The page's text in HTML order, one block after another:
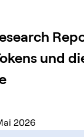
und
2026